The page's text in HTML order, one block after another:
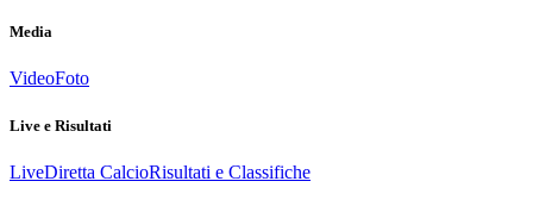
Media
VideoFoto
Live e Risultati
LiveDiretta CalcioRisultati e Classifiche